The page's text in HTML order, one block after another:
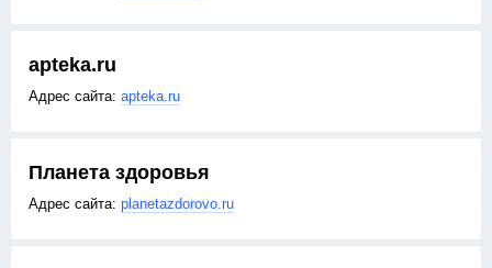
apteka.ru
apteka.ru
Планета здоровья
planetazdorovo.ru